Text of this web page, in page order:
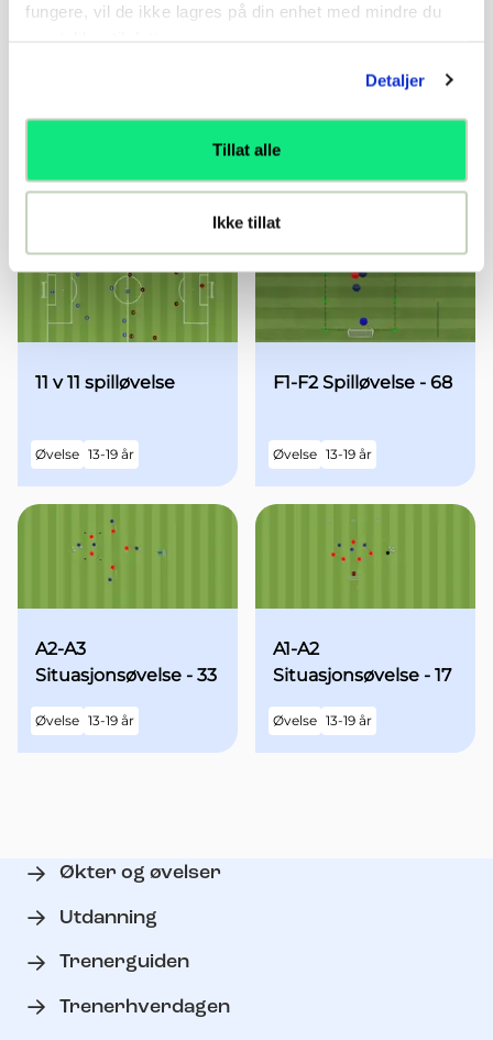
fungere, vil de ikke lagres på din enhet med mindre du
Detaljer
Tillat alle
Ikke tillat
Landslagsskolens øvelsesbank
11 v 11 spilløvelse
Øvelse 13-19 år
F1-F2 Spilløvelse - 68
Øvelse 13-19 år
A2-A3
Situasjonsøvelse - 33
Øvelse 13-19 år
A1-A2
Situasjonsøvelse - 17
Øvelse 13-19 år
Økter og øvelser
Utdanning
Trenerguiden
Trenerhverdagen